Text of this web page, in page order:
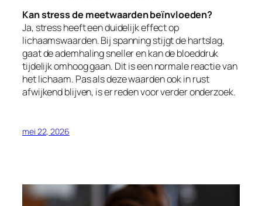
Kan stress de meetwaarden beïnvloeden?
Ja, stress heeft een duidelijk effect op
lichaamswaarden. Bij spanning stijgt de hartslag,
gaat de ademhaling sneller en kan de bloeddruk
tijdelijk omhoog gaan. Dit is een normale reactie van
het lichaam. Pas als deze waarden ook in rust
afwijkend blijven, is er reden voor verder onderzoek.
mei 22, 2026